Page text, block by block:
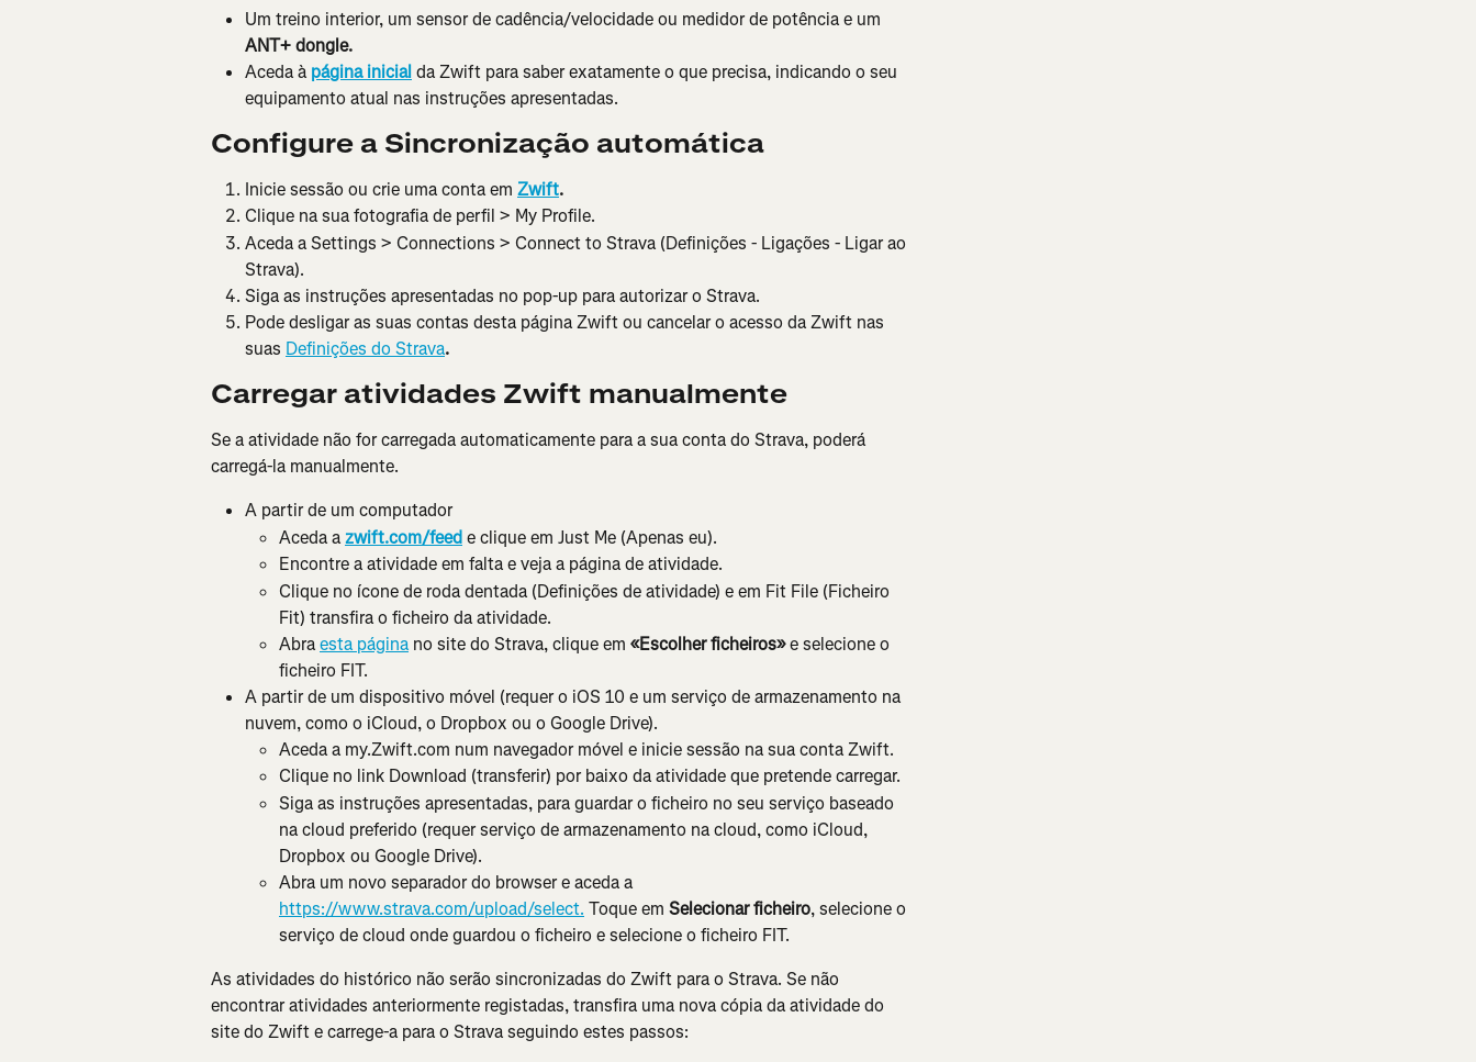
Um treino interior, um sensor de cadência/velocidade ou medidor de potência e um
ANT+ dongle.
Aceda à página inicial da Zwift para saber exatamente o que precisa, indicando o seu
equipamento atual nas instruções apresentadas.
Configure a Sincronização automática
Inicie sessão ou crie uma conta em Zwift.
Clique na sua fotografia de perfil > My Profile.
Aceda a Settings > Connections > Connect to Strava (Definições - Ligações - Ligar ao
Strava).
Siga as instruções apresentadas no pop-up para autorizar o Strava.
Pode desligar as suas contas desta página Zwift ou cancelar o acesso da Zwift nas
suas Definições do Strava.
Carregar atividades Zwift manualmente
Se a atividade não for carregada automaticamente para a sua conta do Strava, poderá
carregá-la manualmente.
A partir de um computador
Aceda a zwift.com/feed e clique em Just Me (Apenas eu).
Encontre a atividade em falta e veja a página de atividade.
Clique no ícone de roda dentada (Definições de atividade) e em Fit File (Ficheiro
Fit) transfira o ficheiro da atividade.
Abra esta página no site do Strava, clique em «Escolher ficheiros» e selecione o
ficheiro FIT.
A partir de um dispositivo móvel (requer o iOS 10 e um serviço de armazenamento na
nuvem, como o iCloud, o Dropbox ou o Google Drive).
Aceda a my.Zwift.com num navegador móvel e inicie sessão na sua conta Zwift.
Clique no link Download (transferir) por baixo da atividade que pretende carregar.
Siga as instruções apresentadas, para guardar o ficheiro no seu serviço baseado
na cloud preferido (requer serviço de armazenamento na cloud, como iCloud,
Dropbox ou Google Drive).
Abra um novo separador do browser e aceda a
https://www.strava.com/upload/select. Toque em Selecionar ficheiro, selecione o
serviço de cloud onde guardou o ficheiro e selecione o ficheiro FIT.
As atividades do histórico não serão sincronizadas do Zwift para o Strava. Se não
encontrar atividades anteriormente registadas, transfira uma nova cópia da atividade do
site do Zwift e carrege-a para o Strava seguindo estes passos: